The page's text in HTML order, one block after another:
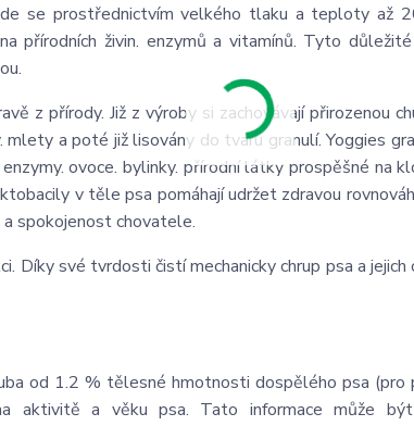
se prostřednictvím velkého tlaku a teploty až
přírodních živin. enzymů a vitamínů. Tyto
z přírody. Již z výroby si zachovávají přirozenou
a poté již lisovány do tvaru granulí. Yoggies
ovoce. bylinky. přírodní látky prospěšné na
v těle psa pomáhají udržet zdravou
spokojenost chovatele.
Díky své tvrdosti čistí mechanicky chrup psa a jejich
od 1.2 % tělesné hmotnosti dospělého psa (pro
aktivitě a věku psa. Tato informace může být